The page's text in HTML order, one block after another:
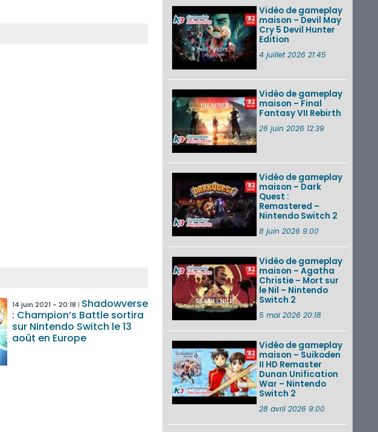
14 juin 2021 - 20:18
Shadowverse
: Champion’s Battle sortira
sur Nintendo Switch le 13
août en Europe
Un Fire Emblem :
Fortune’s Weave
Direct d’environ 20
août 2026...
Les sorties eShop de
la semaine 31 de
2026 (Xenoblade
Chronicles 2 –
VOIR PLUS DE NEWS
Vidéo de gameplay
maison – Devil May
Cry 5 Devil Hunter
Edition
4 juillet 2026 21:45
Vidéo de gameplay
maison – Final
Fantasy VII Rebirth
26 juin 2026 12:39
Vidéo de gameplay
maison – Dark
Quest :
Remastered –
Nintendo Switch 2
8 juin 2026 9:00
Vidéo de gameplay
maison – Agatha
Christie – Mort sur
le Nil – Nintendo
Switch 2
5 mai 2026 20:18
Vidéo de gameplay
maison – Suikoden
II HD Remaster
Dunan Unification
War – Nintendo
Switch 2
28 avril 2026 9:00